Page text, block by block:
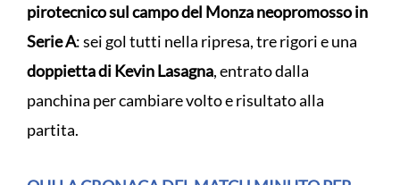
pirotecnico sul campo del Monza neopromosso in
Serie A: sei gol tutti nella ripresa, tre rigori e una
doppietta di Kevin Lasagna, entrato dalla
panchina per cambiare volto e risultato alla
partita.